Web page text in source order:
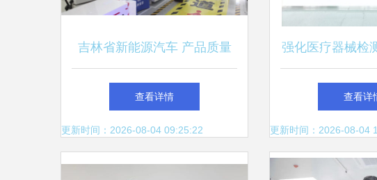
吉林省新能源汽车 产品质量
检验检测中心2024年建成
查看详情
更新时间：2026-08-04 09:25:22
强化医疗器械检
区域产业发展
余杭与临平两院
验检测服
查看详
更新时间：2026-08-04